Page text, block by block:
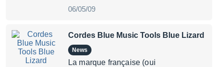
06/05/09
Cordes Blue Music Tools Blue Lizard
News
La marque française (oui